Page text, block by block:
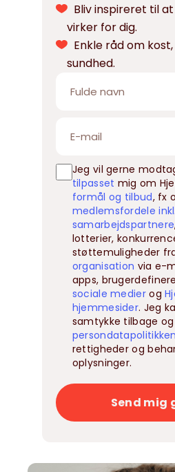
Bliv inspireret til
virker for dig.
Enkle råd om
sundhed.
Jeg vil gerne
tilpasset mig om
formål og tilbud, fx
medlemsfordele
samarbejdspartnere
lotterier,
støttemuligheder
organisation via e-
apps,
sociale medierog
hjemmesider. Jeg
samtykke tilbage og
persondatapolitikken
rettigheder og
oplysninger.
Send mig